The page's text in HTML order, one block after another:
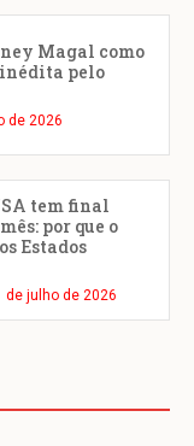
Magal como
pelo
de 2026
tem final
por que o
Estados
de julho de 2026